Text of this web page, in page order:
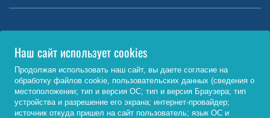
Министерство науки и высшего образования РФ
http://www.minobrnauki.gov.ru/
Министерство просвещения РФ
https://edu.gov.ru/
Наш сайт использует cookies
Продолжая использовать наш сайт, вы даете согласие на
обработку файлов cookie, пользовательских данных (сведения о
местоположении; тип и версия ОС; тип и версия Браузера; тип
устройства и разрешение его экрана; интернет-провайдер;
источник откуда пришел на сайт пользователь; язык ОС и